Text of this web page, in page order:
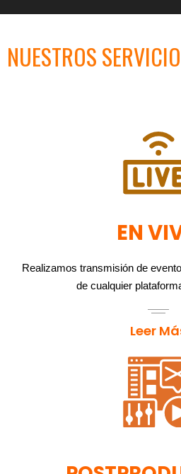
NUESTROS
EN
Realizamos transmisión de
de cualquier
Leer